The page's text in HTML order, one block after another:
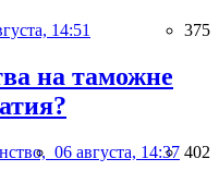
14:51 375
на таможне
06 августа, 14:37 402